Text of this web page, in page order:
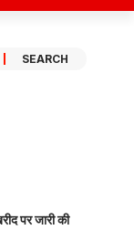
पर जारी की